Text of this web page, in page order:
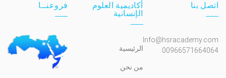
اتصل بنا
Info@hsracademy.com
00966571664064
أكاديمية العلوم
الإنسانية
الرئيسية
من نحن
فروعنــا